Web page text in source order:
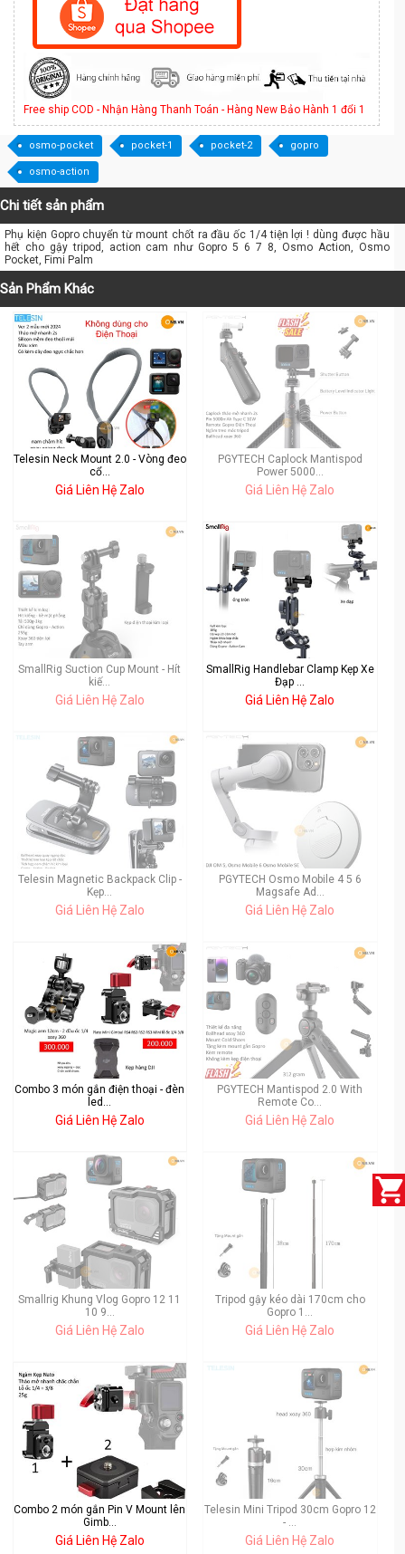
Free ship COD - Nhận Hàng Thanh Toán - Hàng New Bảo Hành 1 đổi 1
osmo-pocket pocket-1 pocket-2 gopro
osmo-action
Chi tiết sản phẩm
Phụ kiện Gopro chuyển từ mount chốt ra đầu ốc 1/4 tiện lợi ! dùng được hầu
hết cho gậy tripod, action cam như Gopro 5 6 7 8, Osmo Action, Osmo
Pocket, Fimi Palm
Sản Phẩm Khác
Telesin Neck Mount 2.0 - Vòng đeo
cổ...
Giá Liên Hệ Zalo
PGYTECH Caplock Mantispod
Power 5000...
Giá Liên Hệ Zalo
SmallRig Suction Cup Mount - Hít
kiế...
Giá Liên Hệ Zalo
SmallRig Handlebar Clamp Kẹp Xe
Đạp ...
Giá Liên Hệ Zalo
Telesin Magnetic Backpack Clip -
Kẹp...
Giá Liên Hệ Zalo
PGYTECH Osmo Mobile 4 5 6
Magsafe Ad...
Giá Liên Hệ Zalo
Combo 3 món gắn điện thoại - đèn
led...
Giá Liên Hệ Zalo
PGYTECH Mantispod 2.0 With
Remote Co...
Giá Liên Hệ Zalo
Smallrig Khung Vlog Gopro 12 11
10 9...
Giá Liên Hệ Zalo
Tripod gậy kéo dài 170cm cho
Gopro 1...
Giá Liên Hệ Zalo
Combo 2 món gắn Pin V Mount lên
Gimb...
Giá Liên Hệ Zalo
Telesin Mini Tripod 30cm Gopro 12
- ...
Giá Liên Hệ Zalo